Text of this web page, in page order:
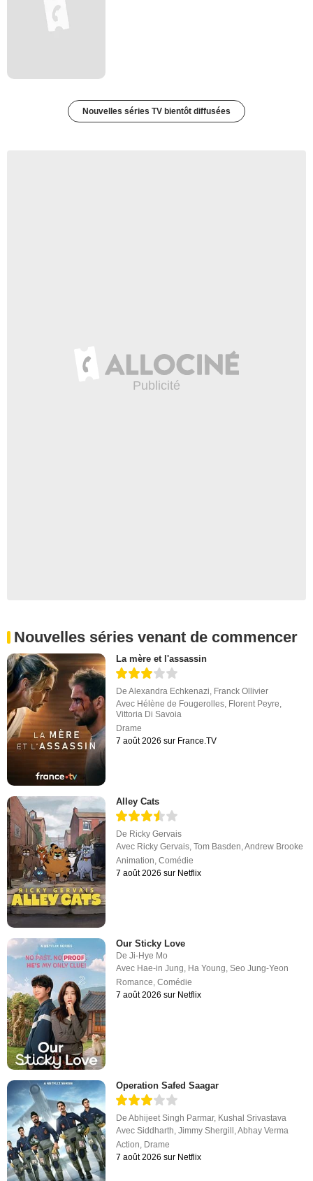
Nouvelles séries TV bientôt diffusées
Nouvelles séries venant de commencer
La mère et l'assassin
DeAlexandra Echkenazi, Franck Ollivier
Avec Hélène de Fougerolles, Florent Peyre,
Vittoria Di Savoia
Drame
7 août 2026 sur France.TV
Alley Cats
De Ricky Gervais
Avec Ricky Gervais ,Tom Basden ,Andrew Brooke
Animation ,Comédie
7 août 2026 sur Netflix
Our Sticky Love
DeJi-Hye Mo
Avec Hae-in Jung, Ha Young,Seo Jung-Yeon
Romance,Comédie
7 août 2026 sur Netflix
Operation Safed Saagar
DeAbhijeet Singh Parmar, Kushal Srivastava
AvecSiddharth,Jimmy Shergill ,Abhay Verma
Action, Drame
7 août 2026 sur Netflix